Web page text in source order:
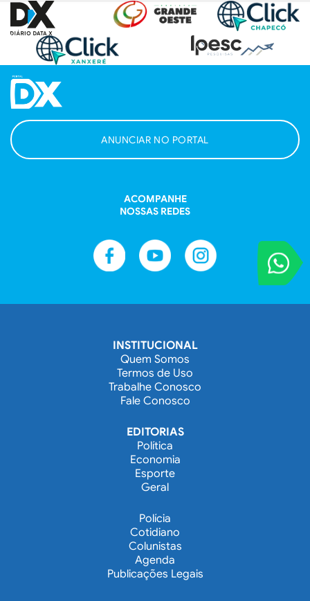
VOCÊ
Entre em
ANUNCIAR NO PORTAL
ACOMPANHE
NOSSAS REDES
INSTITUCIONAL
Quem Somos
Termos de Uso
Trabalhe Conosco
Fale Conosco
EDITORIAS
Política
Economia
Esporte
Geral
Polícia
Cotidiano
Colunistas
Agenda
Publicações Legais